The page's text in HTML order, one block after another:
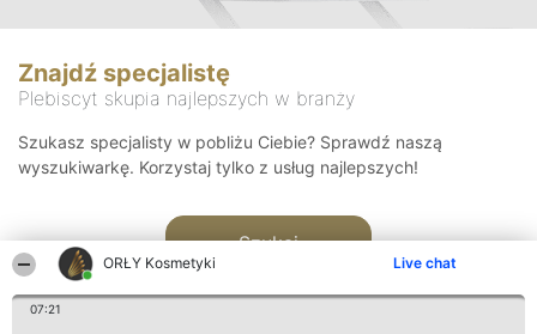
ORŁY Kosmetyki Live chat
07:21
Znajdź specjalistę
Plebiscyt skupia najlepszych w branży
Szukasz specjalisty w pobliżu Ciebie? Sprawdź naszą
wyszukiwarkę. Korzystaj tylko z usług najlepszych!
Szukaj